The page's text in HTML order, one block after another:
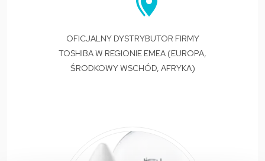
OFICJALNY DYSTRYBUTOR FIRMY
TOSHIBA W REGIONIE EMEA (EUROPA,
ŚRODKOWY WSCHÓD, AFRYKA)